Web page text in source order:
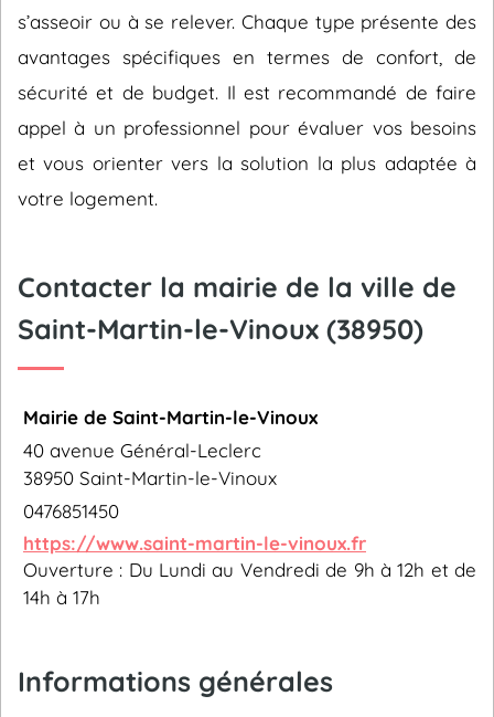
s’asseoir ou à se relever. Chaque type présente des
avantages spécifiques en termes de confort, de
sécurité et de budget. Il est recommandé de faire
appel à un professionnel pour évaluer vos besoins
et vous orienter vers la solution la plus adaptée à
votre logement.
Contacter la mairie de la ville de
Saint-Martin-le-Vinoux (38950)
Mairie de Saint-Martin-le-Vinoux
40 avenue Général-Leclerc
38950 Saint-Martin-le-Vinoux
0476851450
https://www.saint-martin-le-vinoux.fr
Ouverture : Du Lundi au Vendredi de 9h à 12h et de
14h à 17h
Informations générales